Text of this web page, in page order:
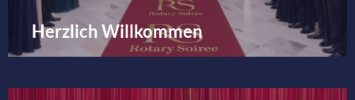
Herzlich Willkommen